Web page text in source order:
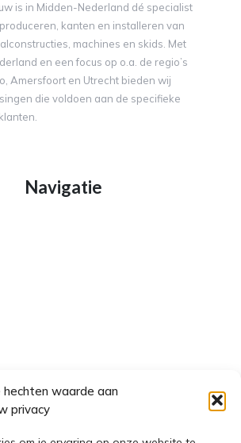
hechten waarde aan
privacy
is in Midden-Nederland dé specialist
kanten en installeren van
machines en skids. Met
en een focus op o.a. de regio’s
Amersfoort en Utrecht bieden wij
die voldoen aan de specifieke
Navigatie
Contact